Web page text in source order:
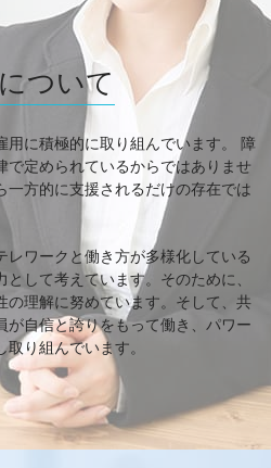
ついて
用に積極的に取り組んでいます。 障
で定められているからではありませ
一方的に支援されるだけの存在では
レワークと働き方が多様化している
して考えています。そのために、
の理解に努めています。そして、共
が自信と誇りをもって働き、パワー
り組んでいます。